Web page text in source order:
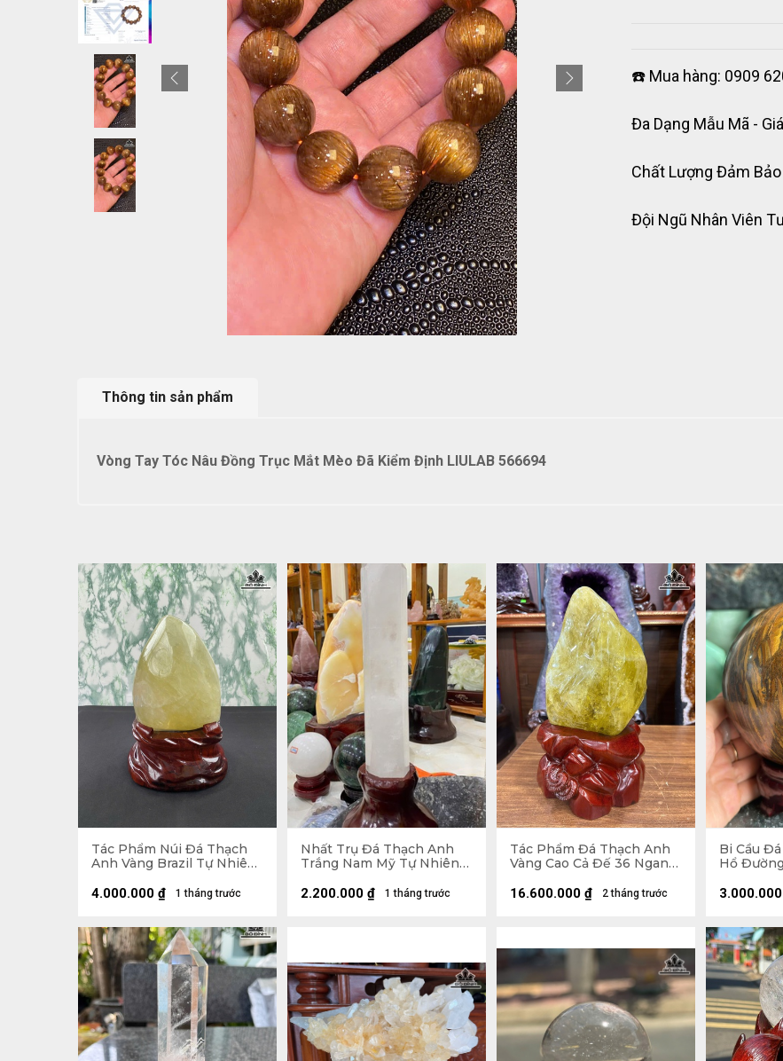
☎️ Mua hàng: 0909
Đa Dạng Mẫu Mã -
Chất Lượng Đảm
Đội Ngũ Nhân Viên
Thông tin sản phẩm
Vòng Tay Tóc Nâu Đồng Trục Mắt Mèo Đã Kiểm Định LIULAB 566694
Tác Phẩm Núi Đá Thạch
Anh Vàng Brazil Tự Nhiên
Riêng Đế 5,55kg -
28,6x19,5x15 (cm)
1 tháng trước
4.000.000 ₫
Nhất Trụ Đá Thạch Anh
Trắng Nam Mỹ Tự Nhiên
- Lên Đế 41,5 x 15,8 x 15
1 tháng trước
2.200.000 ₫
Tác Phẩm Đá Thạch Anh
Vàng Cao Cả Đế 36 Ngang
Đá 25 (cm) - 6,8kg2 tháng trước
16.600.000 ₫
Bi Cầu
Hổ
3.000.000